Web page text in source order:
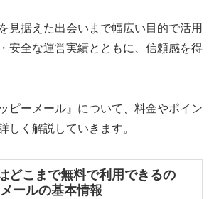
見据えた出会いまで幅広い目的で活用
安全な運営実績とともに、信頼感を得
ピーメール』について、料金やポイン
しく解説していきます。
どこまで無料で利用できるの
ールの基本情報